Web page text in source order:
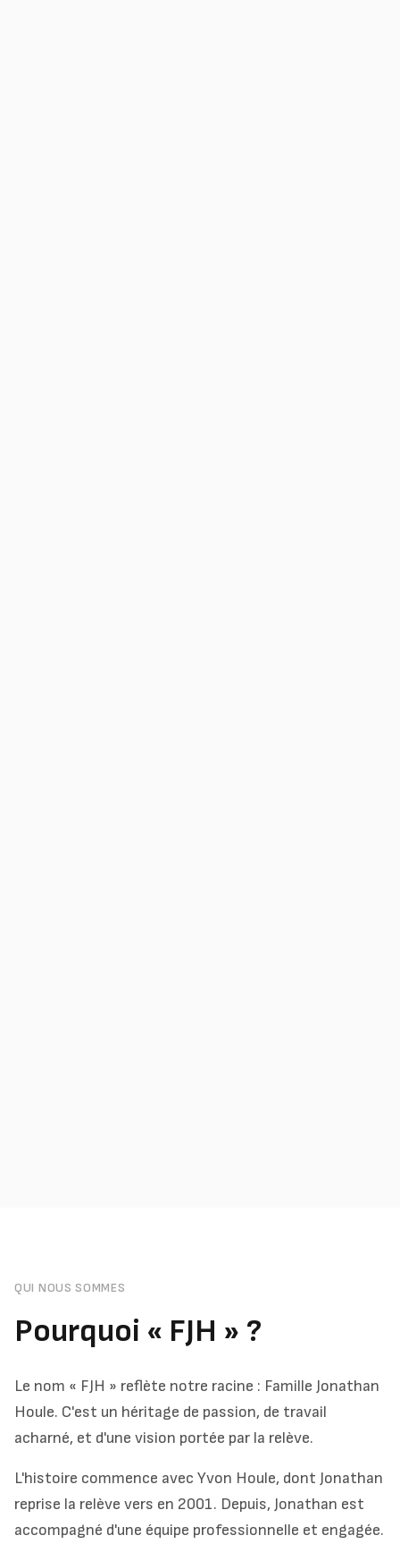
QUI NOUS SOMMES
Pourquoi « FJH » ?
Le nom « FJH » reflète notre racine : Famille Jonathan
Houle. C'est un héritage de passion, de travail
acharné, et d'une vision portée par la relève.
L'histoire commence avec Yvon Houle, dont Jonathan
reprise la relève vers en 2001. Depuis, Jonathan est
accompagné d'une équipe professionnelle et engagée.